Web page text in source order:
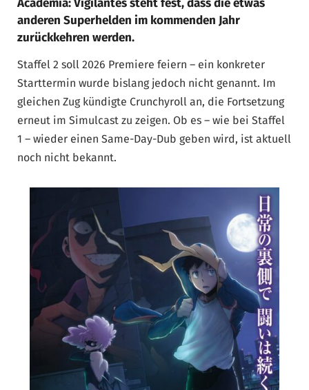
Academia: Vigilantes steht fest, dass die etwas
anderen Superhelden im kommenden Jahr
zurückkehren werden.
Staffel 2 soll 2026 Premiere feiern – ein konkreter
Starttermin wurde bislang jedoch nicht genannt. Im
gleichen Zug kündigte Crunchyroll an, die Fortsetzung
erneut im Simulcast zu zeigen. Ob es – wie bei Staffel
1 – wieder einen Same-Day-Dub geben wird, ist aktuell
noch nicht bekannt.